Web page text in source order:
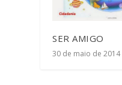
SER AMIGO
30 de maio de 2014